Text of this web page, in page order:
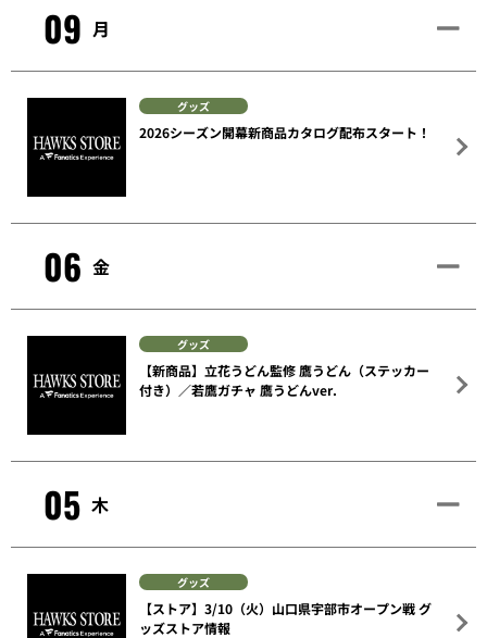
09 月
グッズ
2026シーズン開幕新商品カタログ配布スタート！
06 金
グッズ
【新商品】立花うどん監修 鷹うどん（ステッカー
付き）／若鷹ガチャ 鷹うどんver.
05 木
グッズ
【ストア】3/10（火）山口県宇部市オープン戦 グ
ッズストア情報